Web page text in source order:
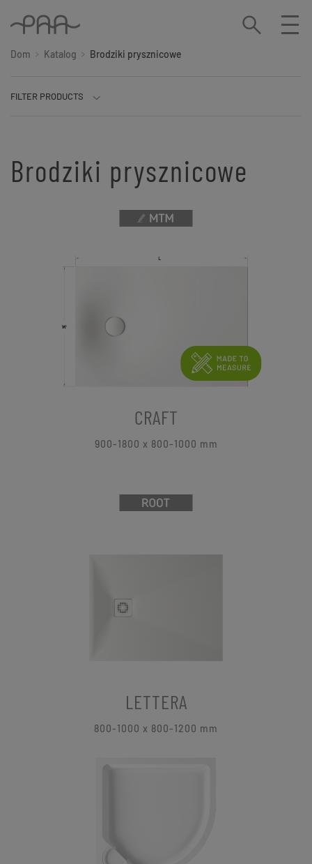
Dom Katalog Brodziki prysznicowe
FILTER PRODUCTS
Brodziki prysznicowe
CRAFT
900-1800 x 800-1000 mm
LETTERA
800-1000 x 800-1200 mm